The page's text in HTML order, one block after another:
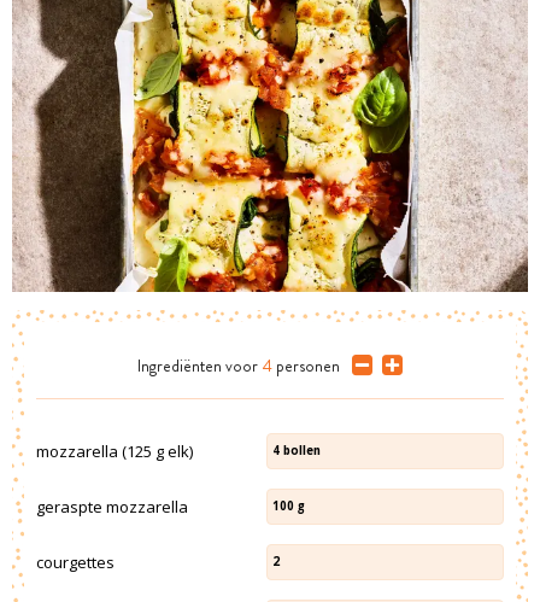
Ingrediënten voor 4 personen
mozzarella (125 g elk) 4 bollen
geraspte mozzarella 100 g
courgettes 2